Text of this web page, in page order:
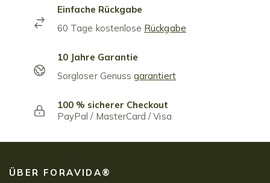
Einfache Rückgabe
60 Tage kostenlose Rückgabe
10 Jahre Garantie
Sorgloser Genussgarantiert
100 % sicherer Checkout
PayPal / MasterCard / Visa
ÜBER FORAVIDA®